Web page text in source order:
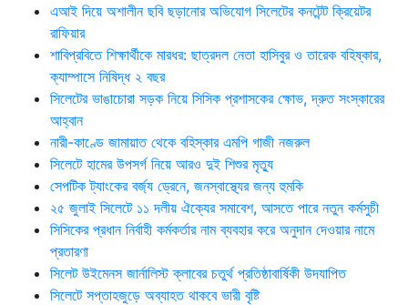
এআই দিয়ে অশালীন ছবি ছড়ানোর অভিযোগ সিলেটের কনটেন্ট ক্রিয়েটর
রাফিয়ার
শাবিপ্রবিতে শিক্ষার্থীকে মারধর: ছাত্রদল নেতা হাসিবুর ও তারেক বহিষ্কার,
ক্যাম্পাসে নিষিদ্ধ ২ বছর
সিলেটের ভাঙাচোরা সড়ক নিয়ে সিসিক প্রশাসকের ক্ষোভ, দ্রুত সংস্কারের
আহ্বান
নারী-কাণ্ডে জামায়াত থেকে বহিস্কার এমপি গাজী নজরুল
সিলেটে হামের উপসর্গ নিয়ে আরও দুই শিশুর মৃত্যু
সেপটিক ট্যাংকের বর্জ্য ড্রেনে, জনস্বাস্থ্যের জন্য হুমকি
২৫ জুলাই সিলেটে ১১ দলীয় ঐক্যের সমাবেশ, আসতে পারে নতুন কর্মসুচী
সিসিকের প্রধান নির্বাহী কর্মকর্তার নাম ব্যবহার করে অনুদান দেওয়ার নামে
প্রতারণা
সিলেট উইমেনস জার্নালিস্ট ক্লাবের চতুর্থ প্রতিষ্ঠাবার্ষিকী উদযাপিত
সিলেটে সপ্তাহজুড়ে অব্যাহত থাকবে ভারী বৃষ্টি